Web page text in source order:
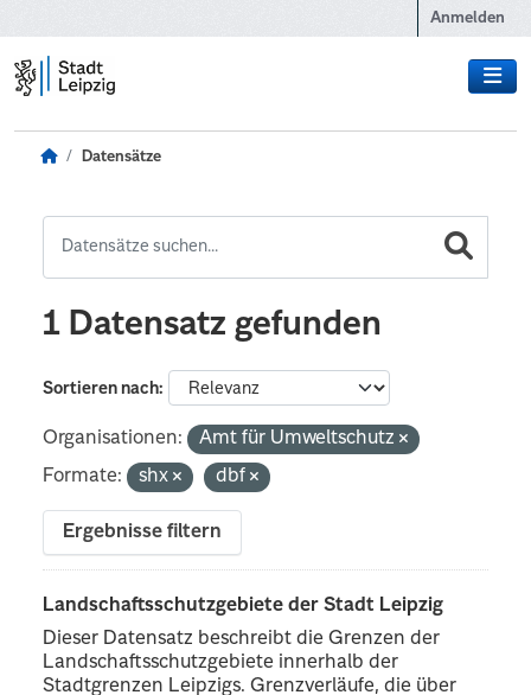
Anmelden
Datensätze
1 Datensatz gefunden
Sortieren nach
Organisationen:
Amt für Umweltschutz
Formate:
shx dbf
Ergebnisse filtern
Landschaftsschutzgebiete der Stadt Leipzig
Dieser Datensatz beschreibt die Grenzen der
Landschaftsschutzgebiete innerhalb der
Stadtgrenzen Leipzigs. Grenzverläufe, die über